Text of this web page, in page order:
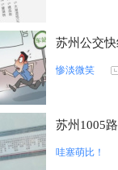
苏州公交
惨淡微笑
苏州1005路
哇塞萌比！